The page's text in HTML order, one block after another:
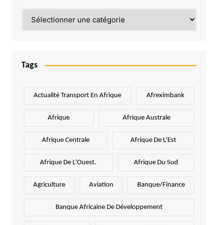
Tags
Actualité Transport En Afrique Afreximbank
Afrique Afrique Australe
Afrique Centrale Afrique De L'Est
Afrique De L'Ouest. Afrique Du Sud
Agriculture Aviation Banque/Finance
Banque Africaine De Développement